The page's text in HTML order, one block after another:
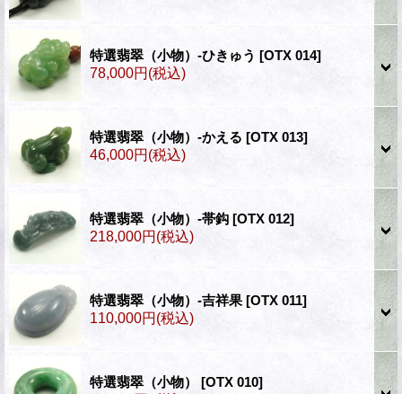
特選翡翠（小物）‐ひきゅう [OTX 014]
78,000円 (税込)
特選翡翠（小物）‐かえる [OTX 013]
46,000円 (税込)
特選翡翠（小物）‐帯鈎 [OTX 012]
218,000円 (税込)
特選翡翠（小物）‐吉祥果 [OTX 011]
110,000円 (税込)
特選翡翠（小物） [OTX 010]